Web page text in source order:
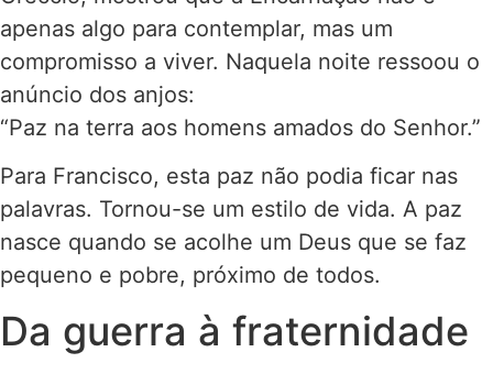
apenas algo para contemplar, mas um
compromisso a viver. Naquela noite ressoou o
anúncio dos anjos:
“Paz na terra aos homens amados do Senhor.”
Para Francisco, esta paz não podia ficar nas
palavras. Tornou-se um estilo de vida. A paz
nasce quando se acolhe um Deus que se faz
pequeno e pobre, próximo de todos.
Da guerra à fraternidade